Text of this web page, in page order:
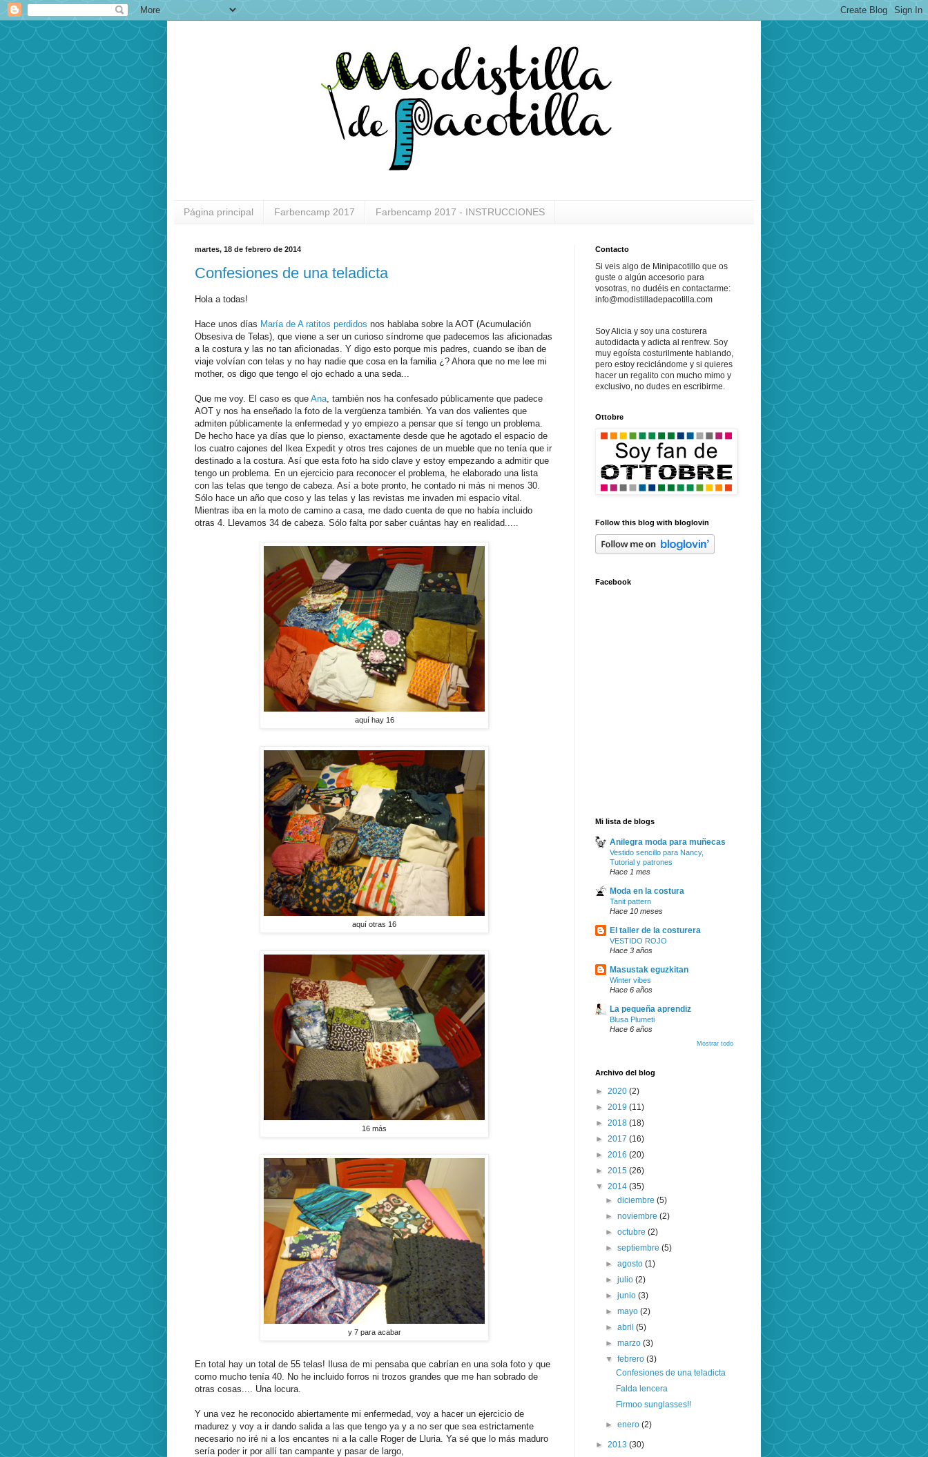
Página principal Farbencamp 2017 Farbencamp 2017 - INSTRUCCIONES
martes, 18 de febrero de 2014
Confesiones de una teladicta
Hola a todas!
Hace unos días María de A ratitos perdidos nos hablaba sobre la AOT (Acumulación
Obsesiva de Telas), que viene a ser un curioso síndrome que padecemos las aficionadas
a la costura y las no tan aficionadas. Y digo esto porque mis padres, cuando se iban de
viaje volvían con telas y no hay nadie que cosa en la familia ¿? Ahora que no me lee mi
mother, os digo que tengo el ojo echado a una seda...
Que me voy. El caso es que Ana, también nos ha confesado públicamente que padece
AOT y nos ha enseñado la foto de la vergüenza también. Ya van dos valientes que
admiten públicamente la enfermedad y yo empiezo a pensar que sí tengo un problema.
De hecho hace ya días que lo pienso, exactamente desde que he agotado el espacio de
los cuatro cajones del Ikea Expedit y otros tres cajones de un mueble que no tenía que ir
destinado a la costura. Así que esta foto ha sido clave y estoy empezando a admitir que
tengo un problema. En un ejercicio para reconocer el problema, he elaborado una lista
con las telas que tengo de cabeza. Así a bote pronto, he contado ni más ni menos 30.
Sólo hace un año que coso y las telas y las revistas me invaden mi espacio vital.
Mientras iba en la moto de camino a casa, me dado cuenta de que no había incluido
otras 4. Llevamos 34 de cabeza. Sólo falta por saber cuántas hay en realidad.....
aquí hay 16
aquí otras 16
16 más
y 7 para acabar
En total hay un total de 55 telas! Ilusa de mi pensaba que cabrían en una sola foto y que
como mucho tenía 40. No he incluido forros ni trozos grandes que me han sobrado de
otras cosas.... Una locura.
Y una vez he reconocido abiertamente mi enfermedad, voy a hacer un ejercicio de
madurez y voy a ir dando salida a las que tengo ya y a no ser que sea estrictamente
necesario no iré ni a los encantes ni a la calle Roger de Lluria. Ya sé que lo más maduro
sería poder ir por allí tan campante y pasar de largo,
Contacto
Si veis algo de Minipacotillo que os
guste o algún accesorio para
vosotras, no dudéis en contactarme:
info@modistilladepacotilla.com
Soy Alicia y soy una costurera
autodidacta y adicta al renfrew. Soy
muy egoísta costurilmente hablando,
pero estoy reciclándome y si quieres
hacer un regalito con mucho mimo y
exclusivo, no dudes en escribirme.
Ottobre
Follow this blog with bloglovin
Facebook
Mi lista de blogs
Anilegra moda para muñecas
Vestido sencillo para Nancy,
Tutorial y patrones
Hace 1 mes
Moda en la costura
Tanit pattern
Hace 10 meses
El taller de la costurera
VESTIDO ROJO
Hace 3 años
Masustak eguzkitan
Winter vibes
Hace 6 años
La pequeña aprendiz
Blusa Plumeti
Hace 6 años
Mostrar todo
Archivo del blog
► 2020 (2)
► 2019 (11)
► 2018 (18)
► 2017 (16)
► 2016 (20)
► 2015 (26)
▼ 2014 (35)
►diciembre(5)
►noviembre(2)
►octubre(2)
►septiembre(5)
►agosto(1)
►julio(2)
►junio(3)
►mayo(2)
►abril(5)
►marzo(3)
▼febrero(3)
Confesiones de una teladicta
Falda lencera
Firmoo sunglasses!!
►enero(2)
► 2013 (30)